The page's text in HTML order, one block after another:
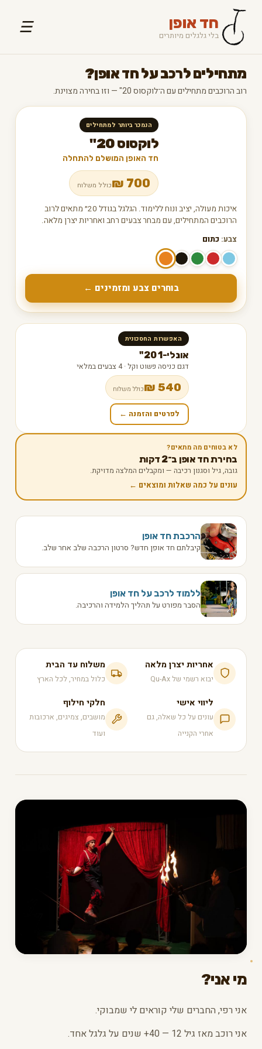
חד אופן
בלי גלגלים מיותרים ☰
מתחילים לרכב על חד אופן?
רוב הרוכבים מתחילים עם ה־לוקסוס 20" — וזו בחירה מצוינת.
הנמכר ביותר למתחילים
לוקסוס 20"
חד האופן המושלם להתחלה
700
₪כולל משלוח
איכות מעולה, יציב ונוח ללימוד. הגלגל בגודל 20״ מתאים לרוב
הרוכבים המתחילים, עם מבחר צבעים רחב ואחריות יצרן מלאה.
צבע: כתום
בוחרים צבע ומזמינים ←
האפשרות החסכונית
אונלי-1 20"
דגם כניסה פשוט וקל · 4 צבעים במלאי
540 ₪ כולל משלוח
לפרטים והזמנה ←
לא בטוחים מה מתאים?
בחירת חד אופן ב־2 דקות
גובה, גיל וסגנון רכיבה — ומקבלים המלצה מדויקת.
עונים על כמה שאלות ומוצאים ←
הרכבת חד אופן
קיבלתם חד אופן חדש? סרטון הרכבה שלב אחר שלב.
ללמוד לרכב על חד אופן
הסבר מפורט על תהליך הלמידה והרכיבה.
אחריות יצרן מלאה
יבוא רשמי של Qu-Ax
משלוח עד הבית
כלול במחיר, לכל הארץ
ליווי אישי
עונים על כל שאלה, גם
אחרי הקנייה
חלקי חילוף
מושבים, צמיגים, ארכובות
ועוד
מי אני?
אני רפי, החברים שלי קוראים לי שמבוקי.
אני רוכב מאז גיל 12 — 40+ שנים על גלגל אחד.